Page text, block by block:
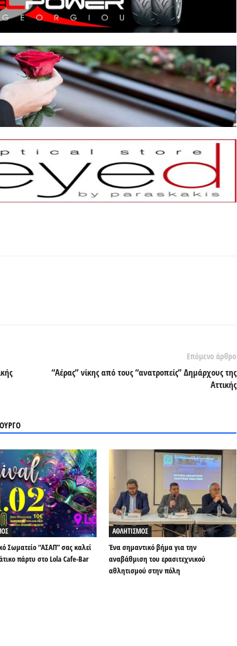
Επόμενο άρθρο
“Αέρας” νίκης από τους “ανατροπείς” Δημάρχους της
Αττικής
Σωματείο “ΑΣΑΠ” σας καλεί
πάρτυ στο Lola Cafe-Bar
ΑΘΛΗΤΙΣΜΟΣ
Ένα σημαντικό βήμα για την
αναβάθμιση του ερασιτεχνικού
αθλητισμού στην πόλη